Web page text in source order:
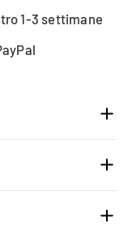
1-3 settimane